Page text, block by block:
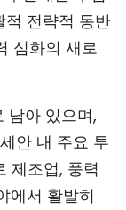
전략적 동반
심화의 새로
남아 있으며,
안 내 주요 투
제조업, 풍력
에서 활발히